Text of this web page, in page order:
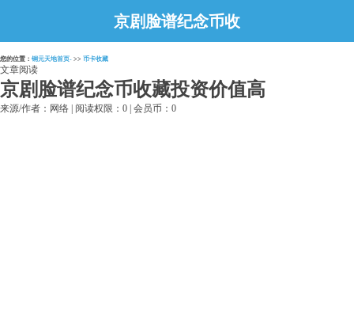
京剧脸谱纪念币收
藏投资价值高
您的位置： 铜元天地首页- >> 币卡收藏
文章阅读
京剧脸谱纪念币收藏投资价值高
来源/作者：网络 | 阅读权限：0 | 会员币：0